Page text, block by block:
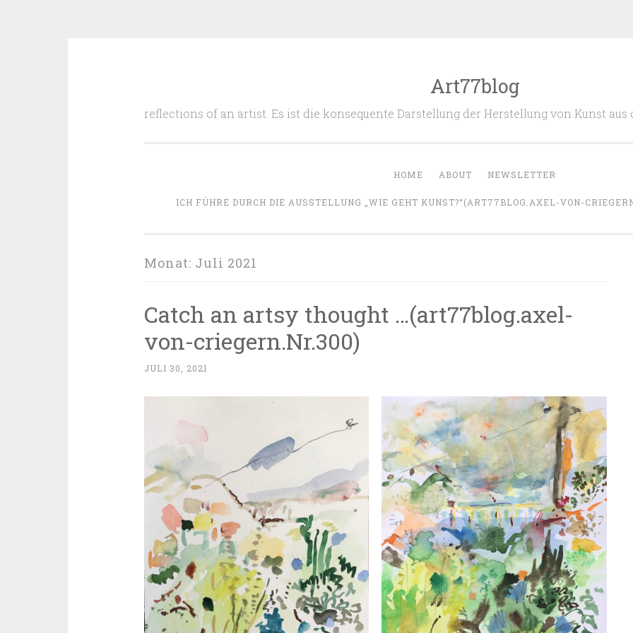
Art77blog
reflections of an artist. Es ist die konsequente Darstellung der Herstellung von Kunst aus
HOME ABOUT NEWSLETTER
ICH FÜHRE DURCH DIE AUSSTELLUNG „WIE GEHT KUNST?“(ART77BLOG.AXEL-VON-
Monat: Juli 2021
Catch an artsy thought …(art77blog.axel-
von-criegern.Nr.300)
JULI 30, 2021